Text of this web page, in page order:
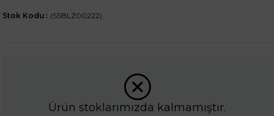
(SSBLZ00222)
Stok Kodu
Ürün stoklarımızda kalmamıştır.